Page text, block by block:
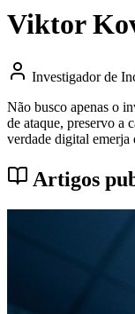
Viktor
Investigador de
Não busco apenas o
de ataque, preservo a
verdade digital emerja
Artigos